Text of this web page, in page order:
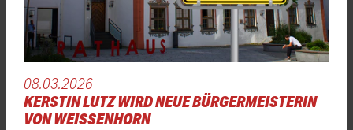
08.03.2026
KERSTIN LUTZ WIRD NEUE BÜRGERMEISTERIN
VON WEISSENHORN